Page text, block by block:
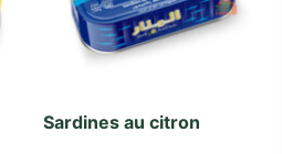
Sardines au citron